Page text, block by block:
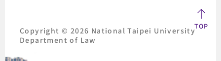
Copyright © 2026 National Taipei University
Department of Law
TOP